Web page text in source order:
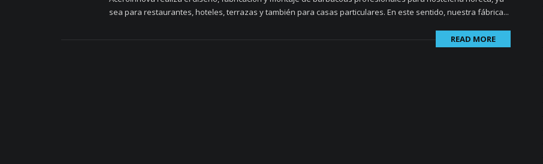
sea para restaurantes, hoteles, terrazas y también para casas particulares. En este sentido, nuestra fábrica...
READ MORE